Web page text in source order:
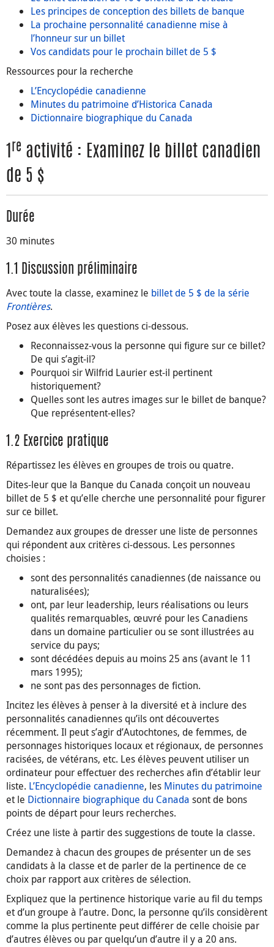
Les principes de conception des billets de banque
La prochaine personnalité canadienne mise à
l’honneur sur un billet
Vos candidats pour le prochain billet de 5 $
Ressources pour la recherche
L’Encyclopédie canadienne
Minutes du patrimoine d’Historica Canada
Dictionnaire biographique du Canada
re activité : Examinez le billet canadien
de 5 $
Durée
30 minutes
1.1 Discussion préliminaire
Avec toute la classe, examinez le billet de 5 $ de la série
Frontières.
Posez aux élèves les questions ci-dessous.
Reconnaissez-vous la personne qui figure sur ce billet?
De qui s’agit-il?
Pourquoi sir Wilfrid Laurier est-il pertinent
historiquement?
Quelles sont les autres images sur le billet de banque?
Que représentent-elles?
1.2 Exercice pratique
Répartissez les élèves en groupes de trois ou quatre.
Dites-leur que la Banque du Canada conçoit un nouveau
billet de 5 $ et qu’elle cherche une personnalité pour figurer
sur ce billet.
Demandez aux groupes de dresser une liste de personnes
qui répondent aux critères ci-dessous. Les personnes
choisies :
sont des personnalités canadiennes (de naissance ou
naturalisées);
ont, par leur leadership, leurs réalisations ou leurs
qualités remarquables, œuvré pour les Canadiens
dans un domaine particulier ou se sont illustrées au
service du pays;
sont décédées depuis au moins 25 ans (avant le 11
mars 1995);
ne sont pas des personnages de fiction.
Incitez les élèves à penser à la diversité et à inclure des
personnalités canadiennes qu’ils ont découvertes
récemment. Il peut s’agir d’Autochtones, de femmes, de
personnages historiques locaux et régionaux, de personnes
racisées, de vétérans, etc. Les élèves peuvent utiliser un
ordinateur pour effectuer des recherches afin d’établir leur
liste. L’Encyclopédie canadienne, les Minutes du patrimoine
et le Dictionnaire biographique du Canada sont de bons
points de départ pour leurs recherches.
Créez une liste à partir des suggestions de toute la classe.
Demandez à chacun des groupes de présenter un de ses
candidats à la classe et de parler de la pertinence de ce
choix par rapport aux critères de sélection.
Expliquez que la pertinence historique varie au fil du temps
et d’un groupe à l’autre. Donc, la personne qu’ils considèrent
comme la plus pertinente peut différer de celle choisie par
d’autres élèves ou par quelqu’un d’autre il y a 20 ans.